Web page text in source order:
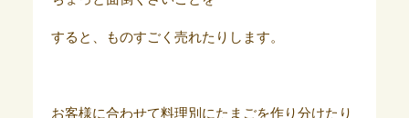
すると、ものすごく売れたりします。
お客様に合わせて料理別にたまごを作り分けたり